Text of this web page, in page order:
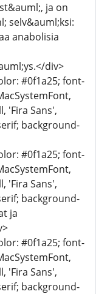
ja on
selv&auml;ksi:
anabolisia
div>
#0f1a25; font-
'Fira Sans',
background-
#0f1a25; font-
'Fira Sans',
background-
ja
#0f1a25; font-
'Fira Sans',
background-